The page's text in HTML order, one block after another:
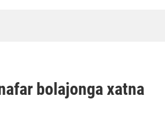
bolajonga xatna